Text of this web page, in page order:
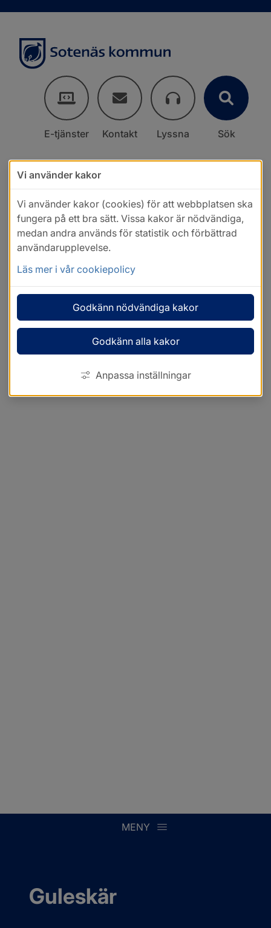
E-tjänster Kontakt Lyssna Sök
MENY
Guleskär
Vi använder kakor
Vi använder kakor (cookies) för att webbplatsen ska
fungera på ett bra sätt. Vissa kakor är nödvändiga,
medan andra används för statistik och förbättrad
användarupplevelse.
Läs mer i vår cookiepolicy
Godkänn nödvändiga kakor
Godkänn alla kakor
Anpassa inställningar